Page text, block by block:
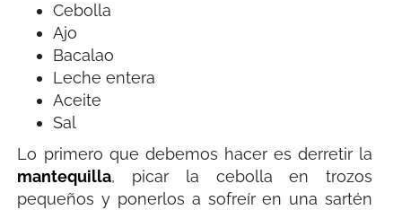
Cebolla
Ajo
Bacalao
Leche entera
Aceite
Sal
Lo primero que debemos hacer es derretir la
mantequilla, picar la cebolla en trozos
pequeños y ponerlos a sofreír en una sartén